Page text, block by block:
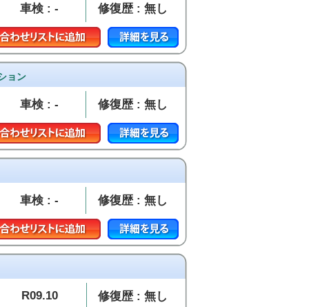
車検 : - 修復歴 : 無し
ョン
車検 : - 修復歴 : 無し
車検 : - 修復歴 : 無し
R09.10 修復歴 : 無し